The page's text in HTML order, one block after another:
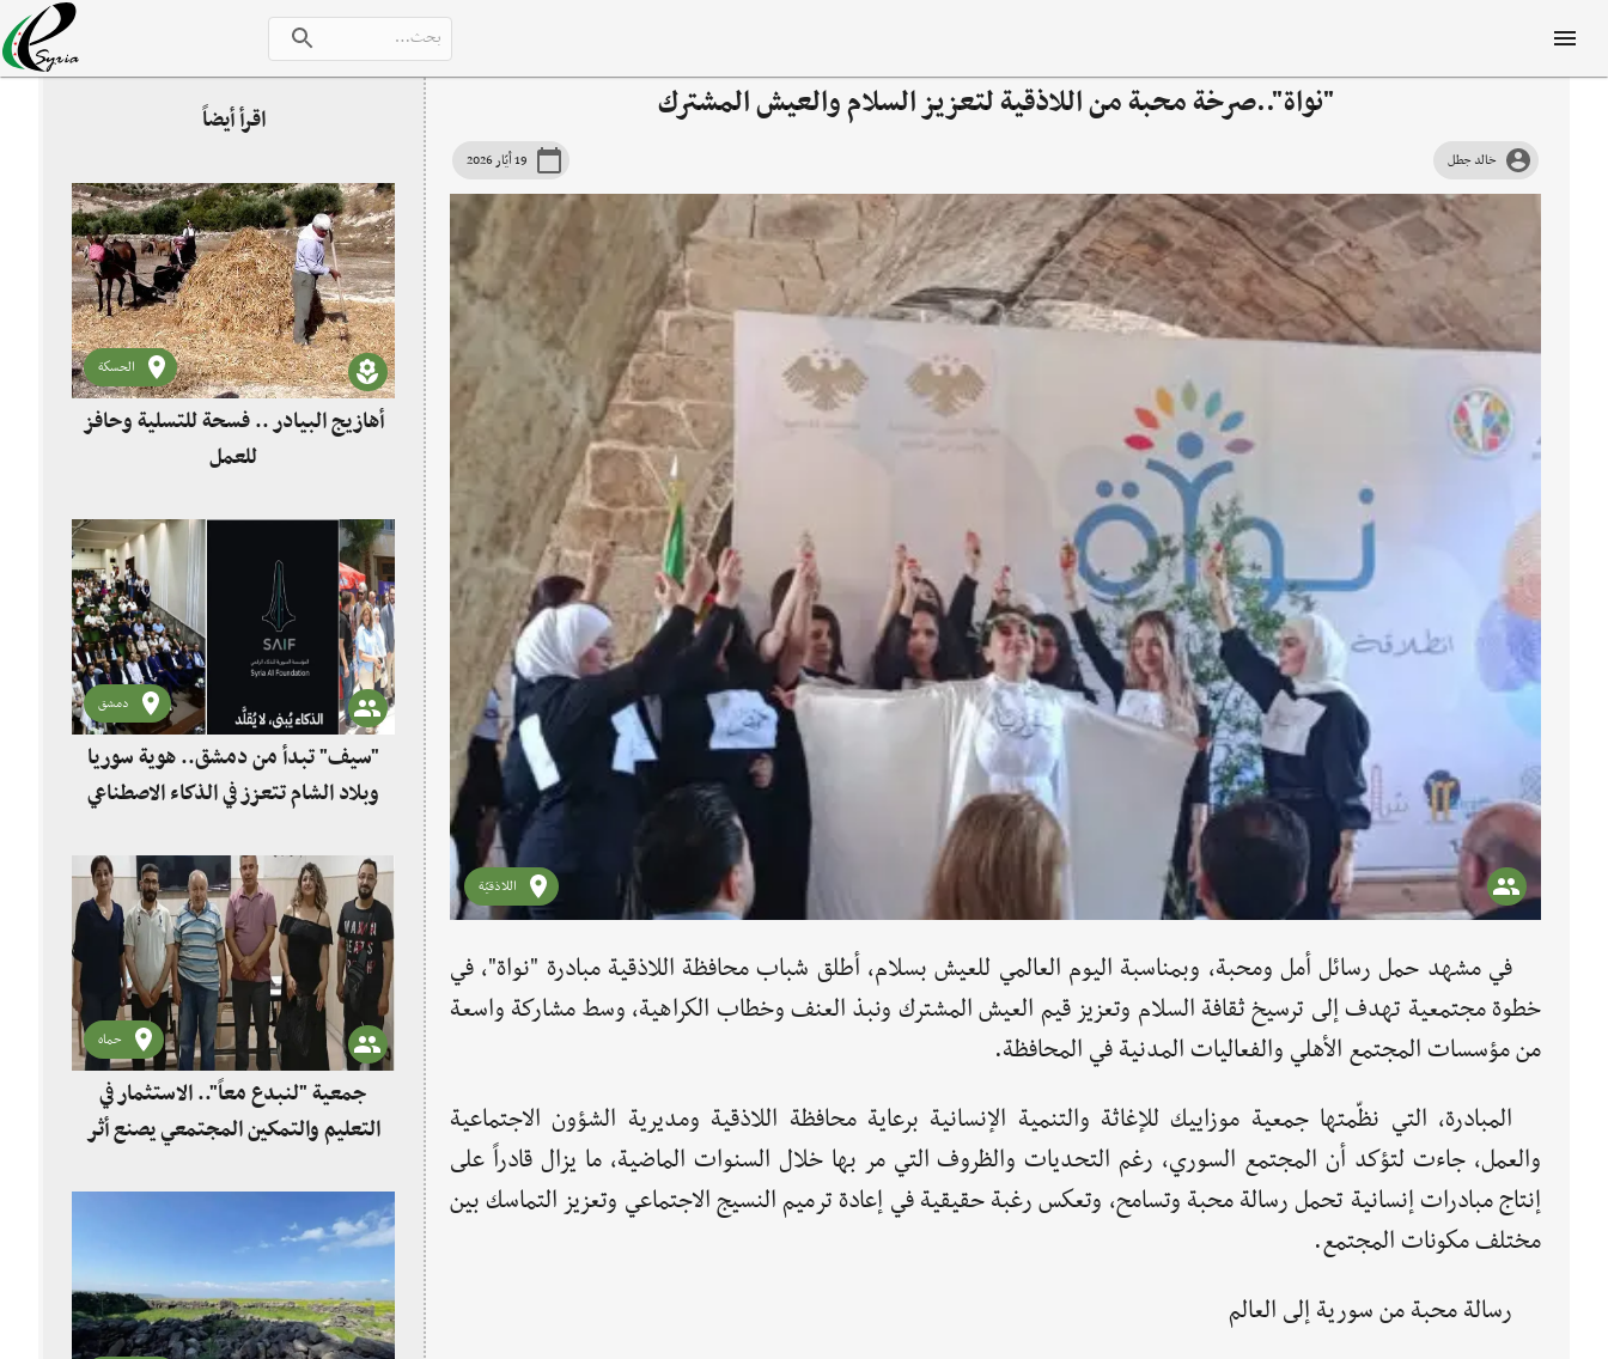
"نواة"..صرخة محبة من اللاذقية لتعزيز السلام والعيش المشترك
خالد جطل 19 أيّار 2026
اللاذقيّة
في مشهد حمل رسائل أمل ومحبة، وبمناسبة اليوم العالمي للعيش بسلام، أطلق شباب محافظة اللاذقية مبادرة "نواة"، في
خطوة مجتمعية تهدف إلى ترسيخ ثقافة السلام وتعزيز قيم العيش المشترك ونبذ العنف وخطاب الكراهية، وسط مشاركة واسعة
من مؤسسات المجتمع الأهلي والفعاليات المدنية في المحافظة.
المبادرة، التي نظّمتها جمعية موزاييك للإغاثة والتنمية الإنسانية برعاية محافظة اللاذقية ومديرية الشؤون الاجتماعية
والعمل، جاءت لتؤكد أن المجتمع السوري، رغم التحديات والظروف التي مر بها خلال السنوات الماضية، ما يزال قادراً على
إنتاج مبادرات إنسانية تحمل رسالة محبة وتسامح، وتعكس رغبة حقيقية في إعادة ترميم النسيج الاجتماعي وتعزيز التماسك بين
مختلف مكونات المجتمع.
رسالة محبة من سورية إلى العالم
اقرأ أيضاً
الحسكة
أهازيج البيادر .. فسحة للتسلية وحافز
للعمل
دمشق
"سيف" تبدأ من دمشق.. هوية سوريا
وبلاد الشام تتعزز في الذكاء الاصطناعي
حماه
جمعية "لنبدع معاً".. الاستثمار في
التعليم والتمكين المجتمعي يصنع أثر